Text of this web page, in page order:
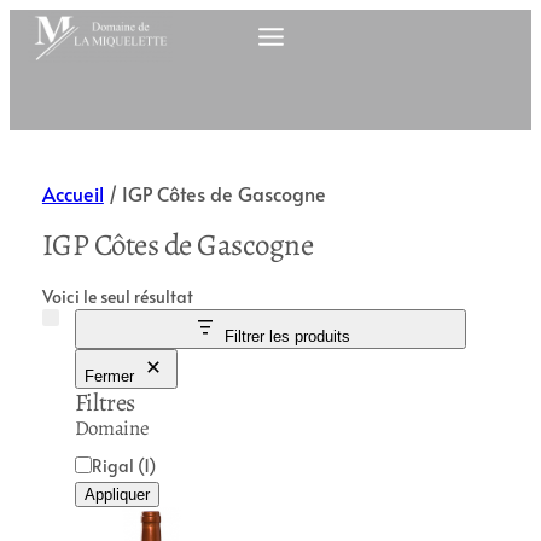
Accueil / IGP Côtes de Gascogne
IGP Côtes de Gascogne
Voici le seul résultat
Filtrer les produits
Fermer
Filtres
Domaine
D
o
Rigal (1)
Appliquer